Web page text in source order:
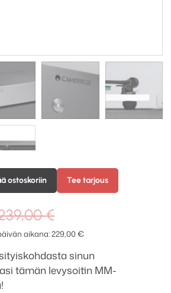
ostoskoriin Tee tarjous
€Alkuperäinen
hinta
oli:
239,00 €.
Nykyinen
hinta
on:
229,00 €.
aikana:229,00€
sinun
tämän levysoitin MM-